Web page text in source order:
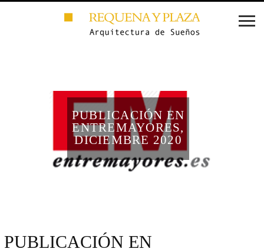
PUBLICACIÓN EN
ENTREMAYORES,
DICIEMBRE 2020
PUBLICACIÓN EN